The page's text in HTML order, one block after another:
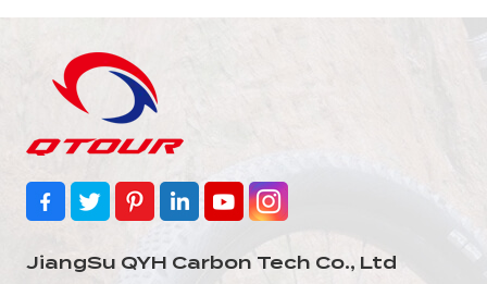
JiangSu QYH Carbon Tech Co., Ltd